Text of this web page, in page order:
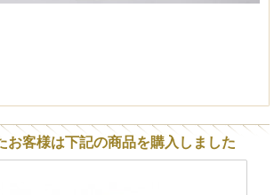
お客様は下記の商品を購入しました